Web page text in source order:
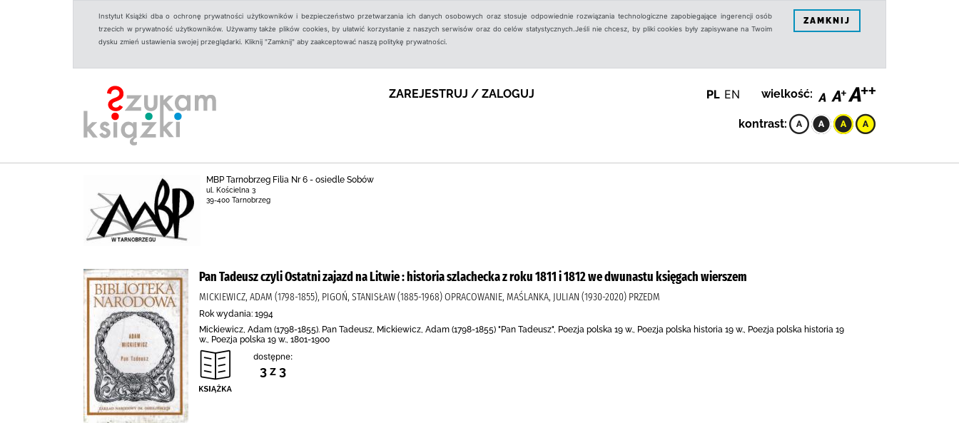
Instytut Książki dba o ochronę prywatności użytkowników i bezpieczeństwo przetwarzania ich danych osobowych oraz stosuje odpowiednie rozwiązania technologiczne zapobiegające ingerencji osób
trzecich w prywatność użytkowników. Używamy także plików cookies, by ułatwić korzystanie z naszych serwisów oraz do celów statystycznych.Jeśli nie chcesz, by pliki cookies były zapisywane na Twoim
dysku zmień ustawienia swojej przeglądarki. Kliknij "Zamknij" aby zaakceptować naszą politykę prywatności.
ZAMKNIJ
ZAREJESTRUJ / ZALOGUJ PL EN wielkość:
kontrast:
MBP Tarnobrzeg Filia Nr 6 - osiedle Sobów
ul. Kościelna 3
39-400 Tarnobrzeg
Pan Tadeusz czyli Ostatni zajazd na Litwie : historia szlachecka z roku 1811 i 1812 we dwunastu księgach wierszem
MICKIEWICZ, ADAM (1798-1855), PIGOŃ, STANISŁAW (1885-1968) OPRACOWANIE, MAŚLANKA, JULIAN (1930-2020) PRZEDM
Rok wydania: 1994
Mickiewicz, Adam (1798-1855). Pan Tadeusz, Mickiewicz, Adam (1798-1855) "Pan Tadeusz", Poezja polska 19 w., Poezja polska historia 19 w., Poezja polska historia 19
w., Poezja polska 19 w., 1801-1900
dostępne:
3 z 3